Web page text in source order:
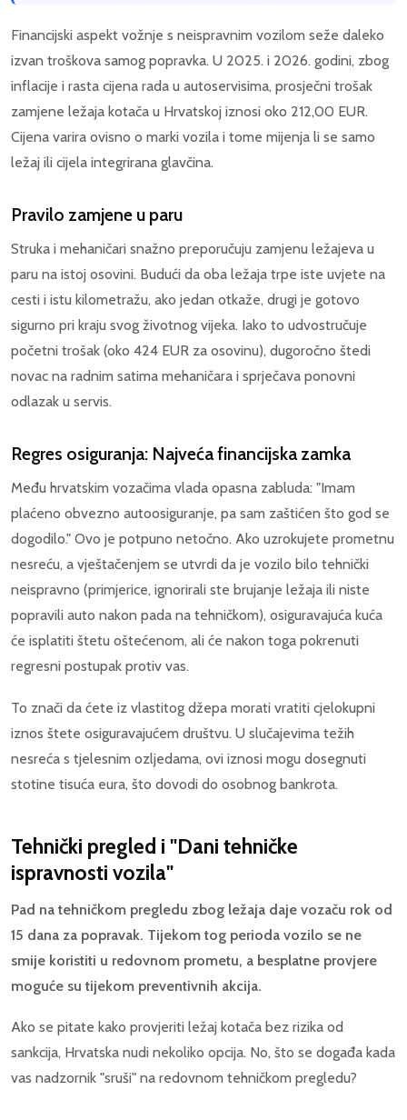
Financijski aspekt vožnje s neispravnim vozilom seže daleko
izvan troškova samog popravka. U 2025. i 2026. godini, zbog
inflacije i rasta cijena rada u autoservisima, prosječni trošak
zamjene ležaja kotača u Hrvatskoj iznosi oko 212,00 EUR.
Cijena varira ovisno o marki vozila i tome mijenja li se samo
ležaj ili cijela integrirana glavčina.
Pravilo zamjene u paru
Struka i mehaničari snažno preporučuju zamjenu ležajeva u
paru na istoj osovini. Budući da oba ležaja trpe iste uvjete na
cesti i istu kilometražu, ako jedan otkaže, drugi je gotovo
sigurno pri kraju svog životnog vijeka. Iako to udvostručuje
početni trošak (oko 424 EUR za osovinu), dugoročno štedi
novac na radnim satima mehaničara i sprječava ponovni
odlazak u servis.
Regres osiguranja: Najveća financijska zamka
Među hrvatskim vozačima vlada opasna zabluda: "Imam
plaćeno obvezno autoosiguranje, pa sam zaštićen što god se
dogodilo." Ovo je potpuno netočno. Ako uzrokujete prometnu
nesreću, a vještačenjem se utvrdi da je vozilo bilo tehnički
neispravno (primjerice, ignorirali ste brujanje ležaja ili niste
popravili auto nakon pada na tehničkom), osiguravajuća kuća
će isplatiti štetu oštećenom, ali će nakon toga pokrenuti
regresni postupak protiv vas.
To znači da ćete iz vlastitog džepa morati vratiti cjelokupni
iznos štete osiguravajućem društvu. U slučajevima težih
nesreća s tjelesnim ozljedama, ovi iznosi mogu dosegnuti
stotine tisuća eura, što dovodi do osobnog bankrota.
Tehnički pregled i "Dani tehničke
ispravnosti vozila"
Pad na tehničkom pregledu zbog ležaja daje vozaču rok od
15 dana za popravak. Tijekom tog perioda vozilo se ne
smije koristiti u redovnom prometu, a besplatne provjere
moguće su tijekom preventivnih akcija.
Ako se pitate kako provjeriti ležaj kotača bez rizika od
sankcija, Hrvatska nudi nekoliko opcija. No, što se događa kada
vas nadzornik "sruši" na redovnom tehničkom pregledu?